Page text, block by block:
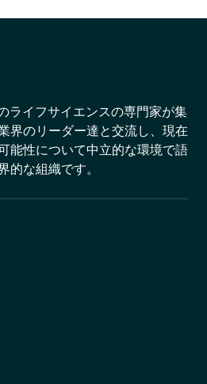
ライフサイエンスの専門家が集
界のリーダー達と交流し、現在
能性について中立的な環境で語
的な組織です。